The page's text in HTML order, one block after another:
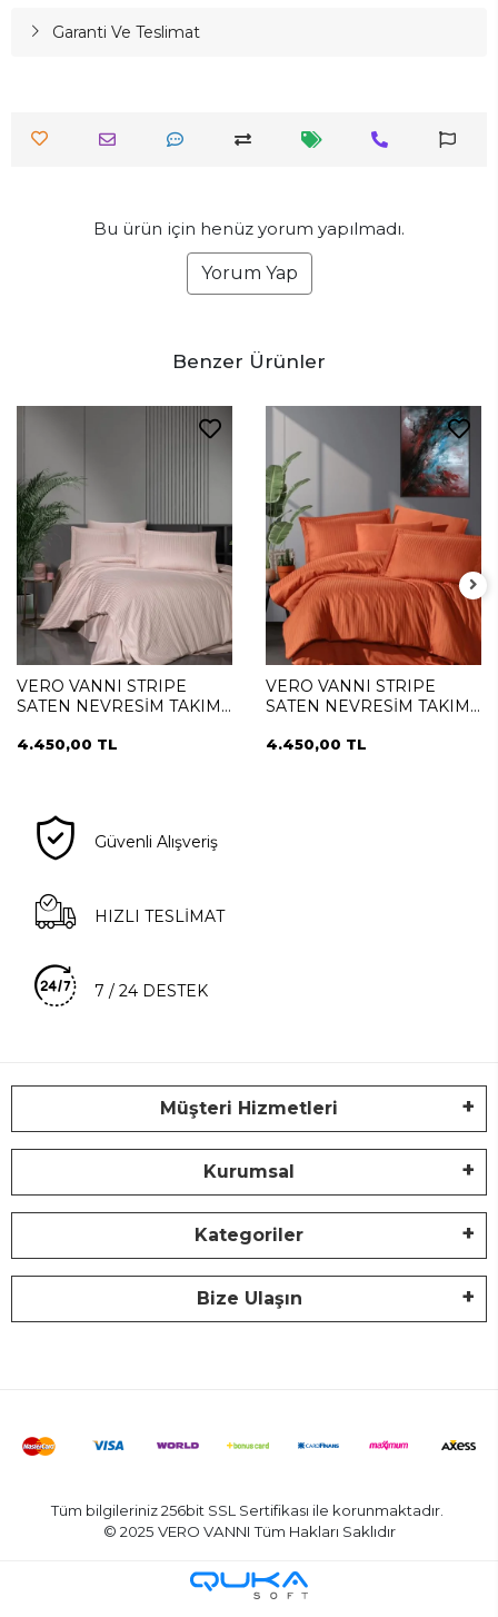
Garanti Ve Teslimat
Bu ürün için henüz yorum yapılmadı.
Yorum Yap
Benzer Ürünler
VERO VANNI STRIPE
SATEN NEVRESİM TAKIMI
4.450,00 TL
VERO VANNI STRIPE
SATEN NEVRESİM TAKIMI
4.450,00 TL
Güvenli Alışveriş
HIZLI TESLİMAT
7 / 24 DESTEK
Müşteri Hizmetleri
Kurumsal
Kategoriler
Bize Ulaşın
Tüm bilgileriniz 256bit SSL Sertifikası ile korunmaktadır.
© 2025 VERO VANNITüm Hakları Saklıdır